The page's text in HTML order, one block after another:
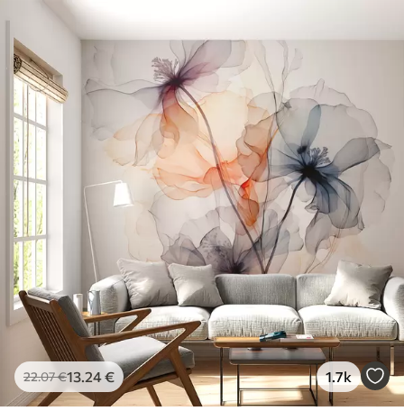
22.07€13 .24€ 1.7k